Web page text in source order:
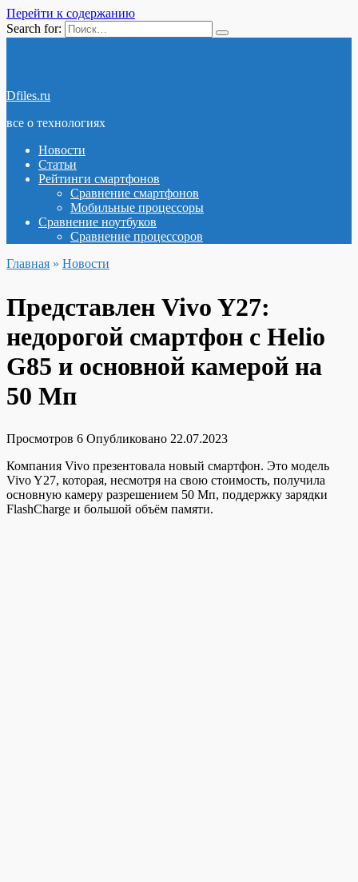
Перейти к содержанию
Search for:
Dfiles.ru
все о технологиях
Новости
Статьи
Рейтинги смартфонов
Сравнение смартфонов
Мобильные процессоры
Сравнение ноутбуков
Сравнение процессоров
Главная » Новости
Представлен Vivo Y27:
недорогой смартфон с Helio
G85 и основной камерой на
50 Мп
Просмотров 6 Опубликовано 22.07.2023
Компания Vivo презентовала новый смартфон. Это модель
Vivo Y27, которая, несмотря на свою стоимость, получила
основную камеру разрешением 50 Мп, поддержку зарядки
FlashCharge и большой объём памяти.